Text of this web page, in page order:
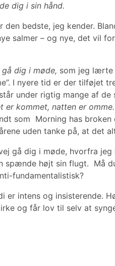
dig i sin hånd.
den bedste, jeg kender.
salmer – og nye, det vil
dig i møde, som jeg lærte
I nyere tid er der tilføjet
under rigtig mange af
er kommet, natten er omme.
som Morning has
uden tanke på, at det
gå dig i møde, hvorfra
spænde højt sin flugt. Må
fundamentalistisk?
er intens og insisterende.
og får lov til selv at